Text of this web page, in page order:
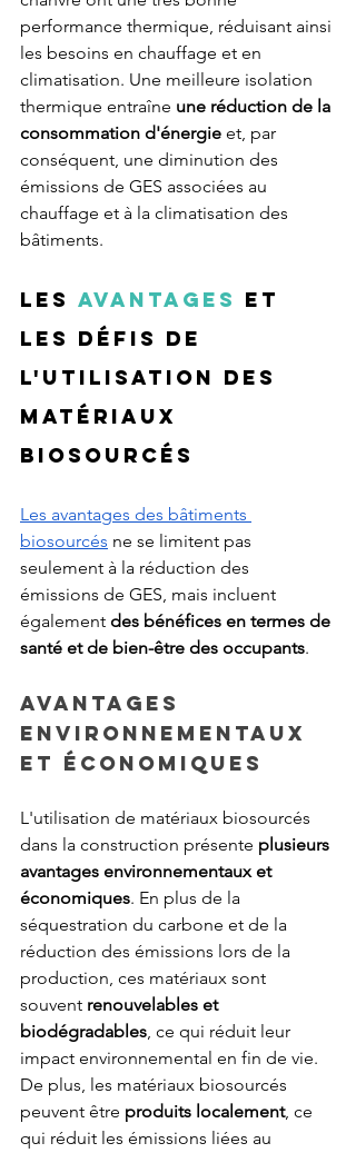
performance thermique, réduisant ainsi
les besoins en chauffage et en
climatisation. Une meilleure isolation
thermique entraîne une réduction de la
consommation d'énergie et, par
conséquent, une diminution des
émissions de GES associées au
chauffage et à la climatisation des
bâtiments.
Les avantages et
les défis de
l'utilisation des
matériaux
biosourcés
Les avantages des bâtiments
biosourcés ne se limitent pas
seulement à la réduction des
émissions de GES, mais incluent
également des bénéfices en termes de
santé et de bien-être des occupants.
Avantages
environnementaux
et économiques
L'utilisation de matériaux biosourcés
dans la construction présente plusieurs
avantages environnementaux et
économiques. En plus de la
séquestration du carbone et de la
réduction des émissions lors de la
production, ces matériaux sont
souvent renouvelables et
biodégradables, ce qui réduit leur
impact environnemental en fin de vie.
De plus, les matériaux biosourcés
peuvent être produits localement, ce
qui réduit les émissions liées au